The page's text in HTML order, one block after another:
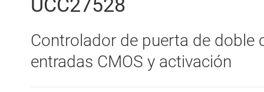
Audio, háptica y piezoeléctrica
Circuitos integrados de gestión de
UCC27528
Controlador de puerta de doble
entradas CMOS y activación